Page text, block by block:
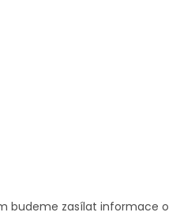
budeme zasílat informace o